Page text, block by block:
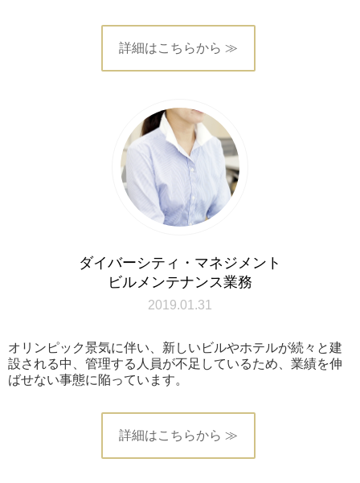
詳細はこちらから ≫
ダイバーシティ・マネジメント
ビルメンテナンス業務
2019.01.31
オリンピック景気に伴い、新しいビルやホテルが続々と建
設される中、管理する人員が不足しているため、業績を伸
ばせない事態に陥っています。
詳細はこちらから ≫